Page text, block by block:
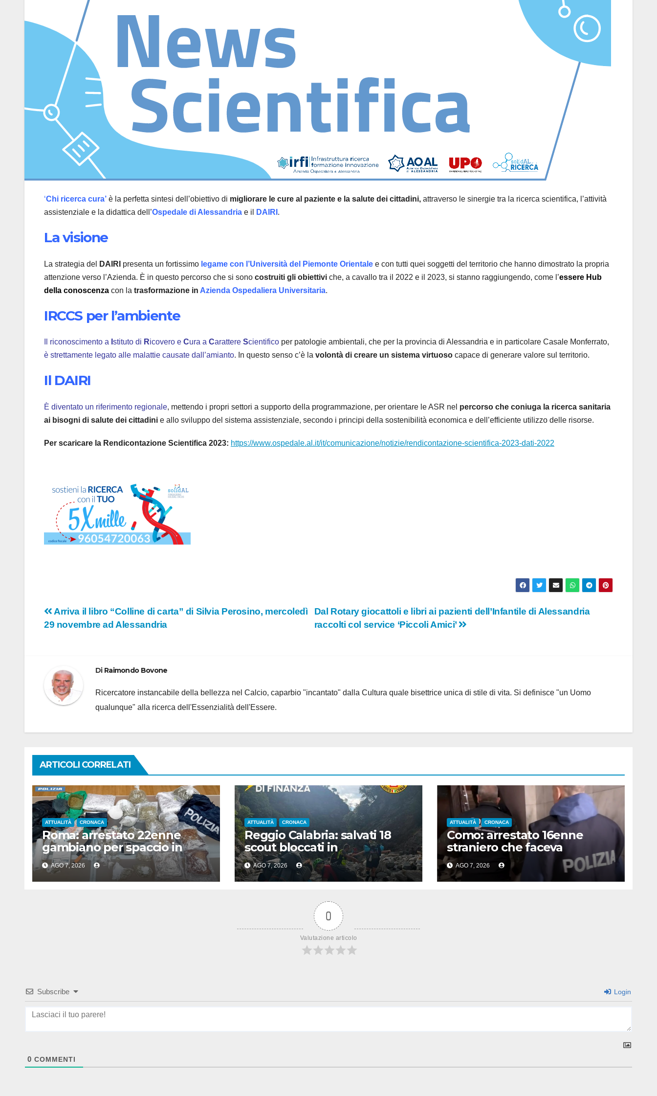
‘Chi ricerca cura’ è la perfetta sintesi dell’obiettivo di migliorare le cure al paziente e la salute dei cittadini, attraverso le sinergie tra la ricerca scientifica, l’attività
assistenziale e la didattica dell’Ospedale di Alessandria e il DAIRI .
La visione
La strategia del DAIRI presenta un fortissimo legame con l’Università del Piemonte Orientale e con tutti quei soggetti del territorio che hanno dimostrato la propria
attenzione verso l’Azienda. È in questo percorso che si sono costruiti gli obiettivi che, a cavallo tra il 2022 e il 2023, si stanno raggiungendo, come l’essere Hub
della conoscenza con la trasformazione in Azienda Ospedaliera Universitaria.
IRCCS per l’ambiente
Il riconoscimento a stituto di Ricovero e Cura a Carattere Scientifico per patologie ambientali, che per la provincia di Alessandria e in particolare Casale Monferrato,
è strettamente legato alle malattie causate dall’amianto. In questo senso c’è la volontà di creare un sistema virtuoso capace di generare valore sul territorio.
Il DAIRI
È diventato un riferimento regionale, mettendo i propri settori a supporto della programmazione, per orientare le ASR nel percorso che coniuga la ricerca sanitaria
ai bisogni di salute dei cittadini e allo sviluppo del sistema assistenziale, secondo i principi della sostenibilità economica e dell’efficiente utilizzo delle risorse.
Per scaricare la Rendicontazione Scientifica 2023: https://www.ospedale.al.it/it/comunicazione/notizie/rendicontazione-scientifica-2023-dati-2022
Navigazione
Dal Rotary giocattoli e libri ai pazienti dell’Infantile di Alessandria
raccolti col service ‘Piccoli Amici’
Arriva il libro “Colline di carta” di Silvia Perosino, mercoledì
29 novembre ad Alessandria
Di Raimondo Bovone
Ricercatore instancabile della bellezza nel Calcio, caparbio "incantato" dalla Cultura quale bisettrice unica di stile di vita. Si definisce "un Uomo
qualunque" alla ricerca dell'Essenzialità dell'Essere.
ARTICOLI CORRELATI
ATTUALITÀ CRONACA
Roma: arrestato 22enne
gambiano per spaccio in
stazione, aveva 7 Kg di droga
AGO 7, 2026
ATTUALITÀ CRONACA
Reggio Calabria: salvati 18
scout bloccati in
Aspromonte, 2 recuperati in
elicottero
AGO 7, 2026
ATTUALITÀ CRONACA
Como: arrestato 16enne
straniero che faceva
propaganda all’Isis
AGO 7, 2026
0
Valutazione articolo
Subscribe Login
0 COMMENTI